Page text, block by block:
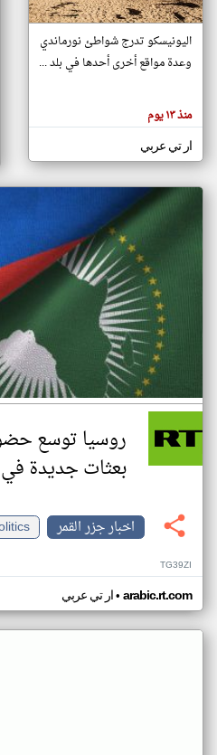
أهم
هنا عن
وجهة
كاتبيها.
اليونيسكو تدرج شواطئ نورماندي
وعدة مواقع أخرى أحدها في بلد ...
منذ ١٣ يوم
ار تي عربي
روسيا توسع
بعثات جديدة في 4 دول أفريقية
اخبار جزر القمر
TG39ZI
ار تي عربي• arabic.rt.com